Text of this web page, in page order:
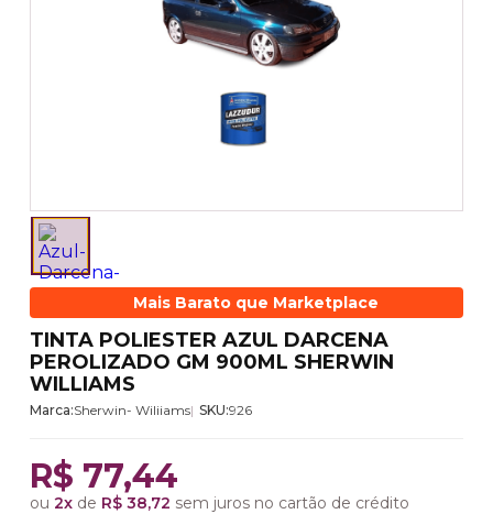
Mais Barato que Marketplace
TINTA POLIESTER AZUL DARCENA
PEROLIZADO GM 900ML SHERWIN
WILLIAMS
Marca:Sherwin- Wiliiams SKU:926
R$ 77,44
ou 2x de R$ 38,72 sem juros no cartão de crédito